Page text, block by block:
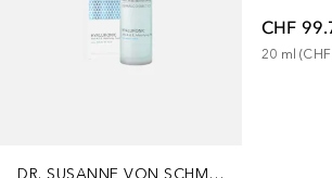
DR. SUSANNE VON SCHMIEDEBERG
CHF
20 ml (